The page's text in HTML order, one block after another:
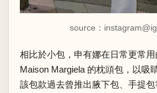
source：instagram
相比於小包，申有娜在日常更常
Maison Margiela 的枕頭包，以吸
該包款過去曾推出腋下包、手提